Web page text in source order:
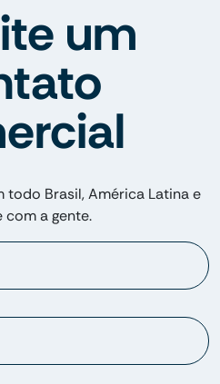
um
todo Brasil, América Latina e
com a gente.